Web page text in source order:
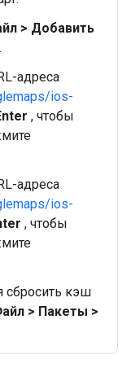
> Добавить
.
адреса
ios-
, чтобы
адреса
ios-
, чтобы
сбросить кэш
> Пакеты >